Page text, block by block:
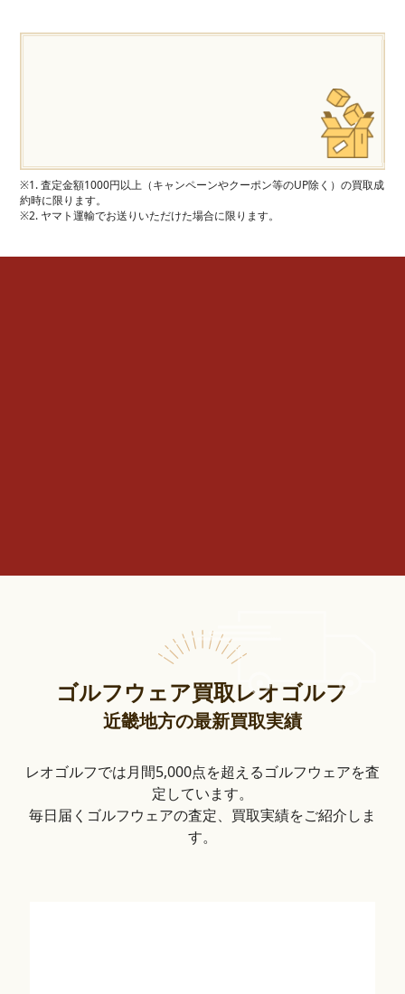
※1. 査定金額1000円以上（キャンペーンやクーポン等のUP除く）の買取成
約時に限ります。
※2. ヤマト運輸でお送りいただけた場合に限ります。
ゴルフウェア買取レオゴルフ
近畿地方の最新買取実績
レオゴルフでは月間5,000点を超えるゴルフウェアを査
定しています。
毎日届くゴルフウェアの査定、買取実績をご紹介しま
す。